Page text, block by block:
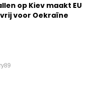
op Kiev maakt EU
voor Oekraïne